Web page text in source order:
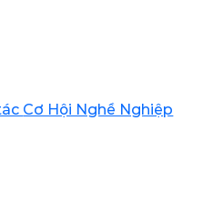
Cơ Hội Nghề Nghiệp